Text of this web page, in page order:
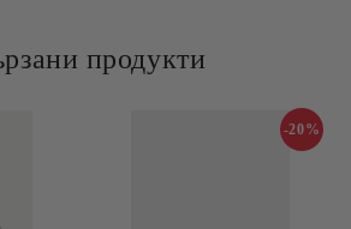
продукти
-20%